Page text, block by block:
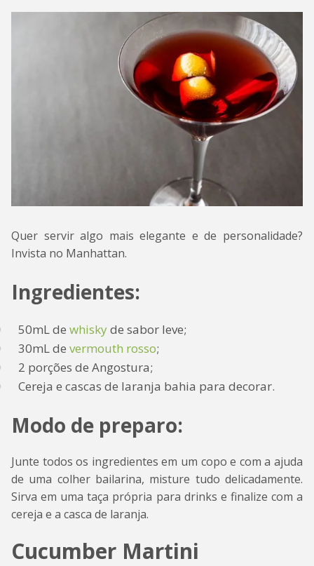
Quer servir algo mais elegante e de personalidade?
Invista no Manhattan.
Ingredientes:
50mL de whiskyde sabor leve;
30mL de vermouth rosso;
2 porções de Angostura;
Cereja e cascas de laranja bahia para decorar.
Modo de preparo:
Junte todos os ingredientes em um copo e com a ajuda
de uma colher bailarina, misture tudo delicadamente.
Sirva em uma taça própria para drinks e finalize com a
cereja e a casca de laranja.
Cucumber Martini